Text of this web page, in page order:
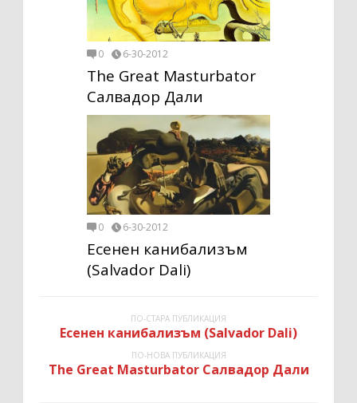
0 6-30-2012
The Great Masturbator
Салвадор Дали
0 6-30-2012
Есенен канибализъм
(Salvador Dali)
ПО-СТАРА ПУБЛИКАЦИЯ
Есенен канибализъм (Salvador Dali)
ПО-НОВА ПУБЛИКАЦИЯ
The Great Masturbator Салвадор Дали